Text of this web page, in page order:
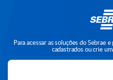
Para acessar as soluções do Sebrae
cadastrados ou crie